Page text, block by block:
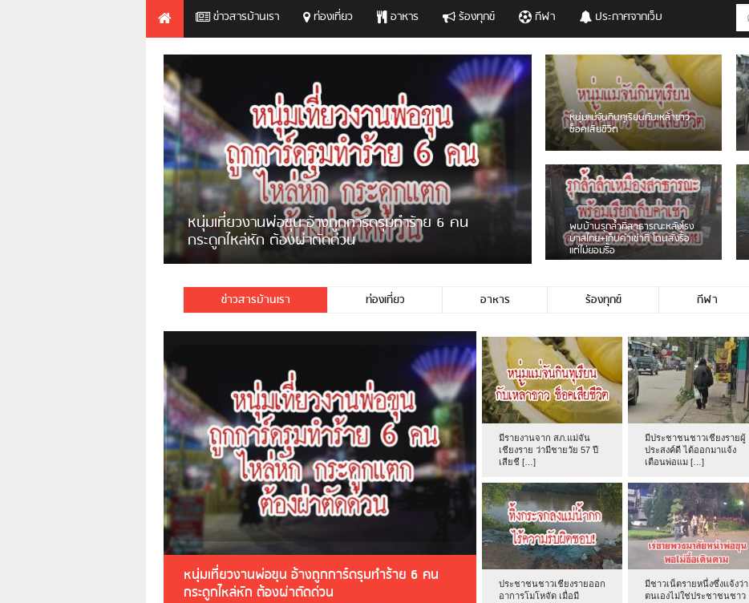
ข่าวสารบ้านเรา ท่องเที่ยว อาหาร ร้องทุกข์ กีฬา ประกาศจากเว็บ
ชาวเน็ตสวดยับ! พบพม่าเร่ขายพวงมาลัยหน้าพ่อขุนฯ
พอไม่ซื้อเดินตาม
มีชาวเน็ตรายหนึ่งซึ่งแจ้งว่าตนเองไม่ใช่ประชาชนชาวเชียงร […]
ชาวเน็ตฮา! รถเครื่องแม่สายชน
ป้ายร้านโลงศพแล้วหนี พบเสาหัก
เบรคหัก หวิดได้ใช้บริการ
หนุ่มเจียงฮายจ่ม พบถังน้ำดื่มตก
กลางถนน รถเครื่องหลบไม่ทันล้ม
บาดเจ็บ
ข่าวสารบ้านเรา ท่องเที่ยว อาหาร ร้องทุกข์ กีฬา
หนุ่มเที่ยวงานพ่อขุน อ้างถูกการ์ดรุมทำร้าย 6 คน
กระดูกไหล่หัก ต้องผ่าตัดด่วน
มีรายงานจาก สภ.แม่จัน
เชียงราย ว่ามีชายวัย 57 ปี
เสียชี […]
มีประชาชนชาวเชียงรายผู้
ประสงค์ดี ได้ออกมาแจ้ง
เตือนพ่อแม […]
ประชาชนชาวเชียงรายออก
อาการโมโหจัด เมื่อมี
มีชาวเน็ตรายหนึ่งซึ่งแจ้งว่า
ตนเองไม่ใช่ประชาชนชาว